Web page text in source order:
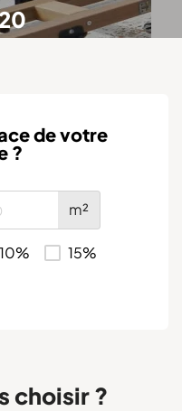
de votre
?
m²
10% 15%
choisir ?